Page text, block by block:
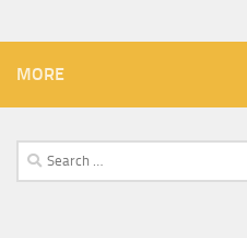
MORE
Search
for: